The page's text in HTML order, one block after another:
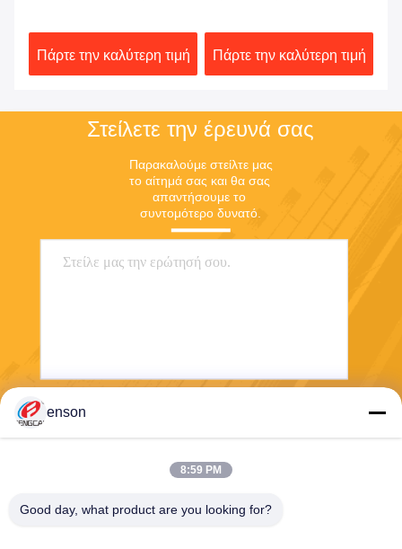
παντελόνι εσωρούχων
ενδυμάτων
Πάρτε την καλύτερη τιμή
αναπνεύσιμο 230gsm
υφάσματος Dri κατάλληλη
Πάρτε την καλύτερη τιμή
Στείλετε την έρευνά σας
Παρακαλούμε στείλτε μας
το αίτημά σας και θα σας
απαντήσουμε το
συντομότερο δυνατό.
enson
8:59 PM
Good day, what product are you looking for?